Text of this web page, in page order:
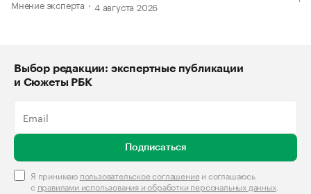
Мнение эксперта
4 августа 2026
Выбор редакции: экспертные публикации
и Сюжеты РБК
Подписаться
Я принимаю пользовательское соглашениеи соглашаюсь
с правилами использования и обработки персональных данных.